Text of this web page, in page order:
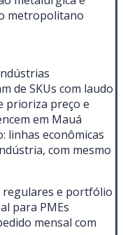
metropolitano
de SKUs com laudo
prioriza preço e
em Mauá
linhas econômicas
com mesmo
regulares e portfólio
para PMEs
mensal com